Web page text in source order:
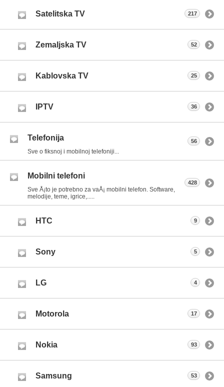
Satelitska TV 217
Zemaljska TV 52
Kablovska TV 25
IPTV 36
Telefonija
Sve o fiksnoj i mobilnoj telefoniji...
56
Mobilni telefoni
Sve Å¡to je potrebno za vaÅ¡ mobilni telefon. Software,
melodije, teme, igrice,.....
428
HTC 9
Sony 5
LG 4
Motorola 17
Nokia 93
Samsung 53